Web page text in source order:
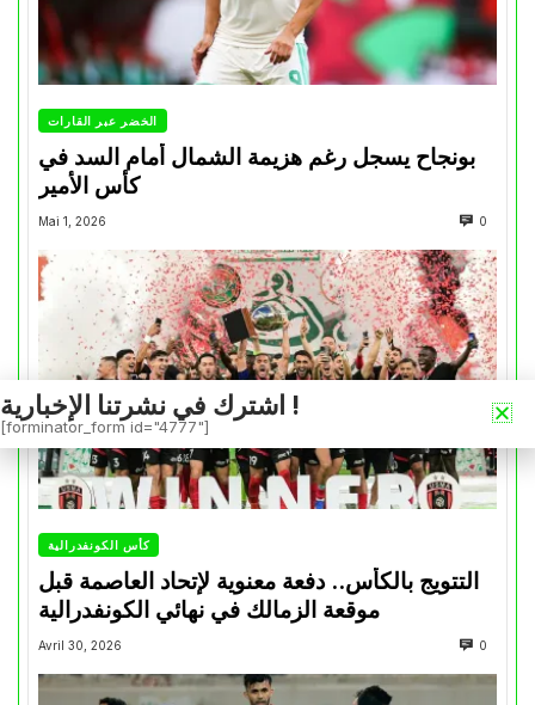
الخضر عبر القارات
بونجاح يسجل رغم هزيمة الشمال أمام السد في
كأس الأمير
Mai 1, 2026 0
كأس الكونفدرالية
التتويج بالكأس.. دفعة معنوية لإتحاد العاصمة قبل
موقعة الزمالك في نهائي الكونفدرالية
Avril 30, 2026 0
اشترك في نشرتنا الإخبارية !
[forminator_form id="4777"]